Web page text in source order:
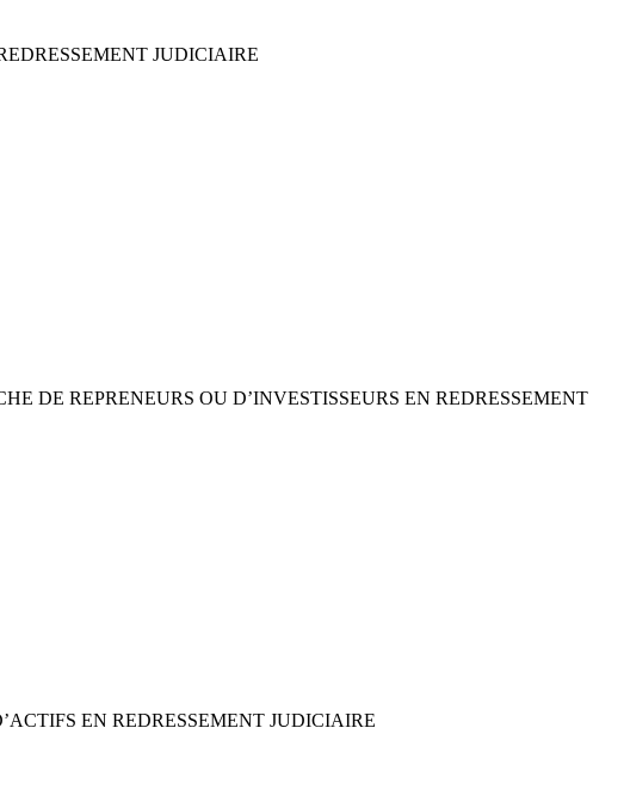
JUDICIAIRE
DE REPRENEURS OU D’INVESTISSEURS EN REDRESSEMENT
EN REDRESSEMENT JUDICIAIRE